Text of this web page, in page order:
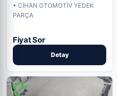
• CİHAN OTOMOTİV YEDEK
PARÇA
Fiyat Sor
Detay